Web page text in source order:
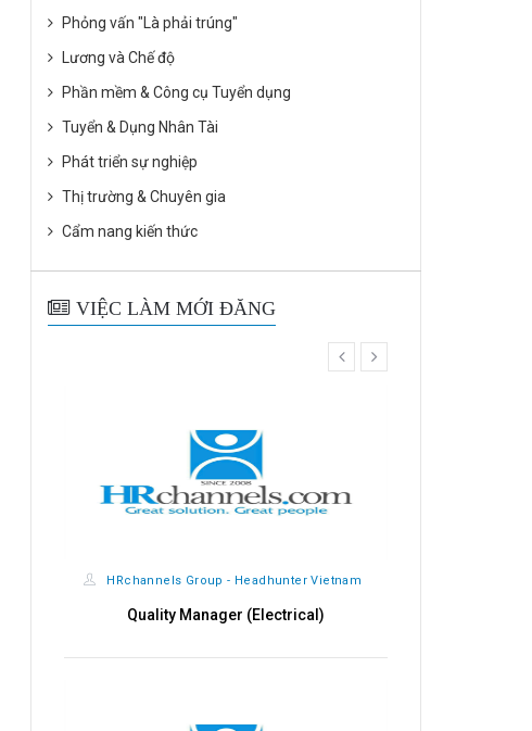
Phỏng vấn "Là phải trúng"
Lương và Chế độ
Phần mềm & Công cụ Tuyển dụng
Tuyển & Dụng Nhân Tài
Phát triển sự nghiệp
Thị trường & Chuyên gia
Cẩm nang kiến thức
VIỆC LÀM MỚI ĐĂNG
HRchannels Group - Headhunter Vietnam
Quality Manager (Electrical)
prev